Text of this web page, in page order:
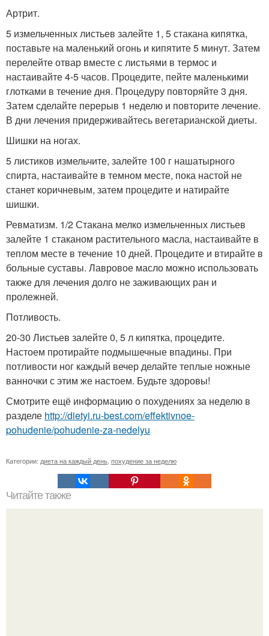
Артрит.
5 измельченных листьев залейте 1, 5 стакана кипятка,
поставьте на маленький огонь и кипятите 5 минут. Затем
перелейте отвар вместе с листьями в термос и
настаивайте 4-5 часов. Процедите, пейте маленькими
глотками в течение дня. Процедуру повторяйте 3 дня.
Затем сделайте перерыв 1 неделю и повторите лечение.
В дни лечения придерживайтесь вегетарианской диеты.
Шишки на ногах.
5 листиков измельчите, залейте 100 г нашатырного
спирта, настаивайте в темном месте, пока настой не
станет коричневым, затем процедите и натирайте
шишки.
Ревматизм. 1/2 Стакана мелко измельченных листьев
залейте 1 стаканом растительного масла, настаивайте в
теплом месте в течение 10 дней. Процедите и втирайте в
больные суставы. Лавровое масло можно использовать
также для лечения долго не заживающих ран и
пролежней.
Потливость.
20-30 Листьев залейте 0, 5 л кипятка, процедите.
Настоем протирайте подмышечные впадины. При
потливости ног каждый вечер делайте теплые ножные
ванночки с этим же настоем. Будьте здоровы!
Смотрите ещё информацию о похудениях за неделю в
разделе http://dietyi.ru-best.com/effektivnoe-
pohudenie/pohudenie-za-nedelyu
Категории: диета на каждый день похудение за неделю
Читайте также